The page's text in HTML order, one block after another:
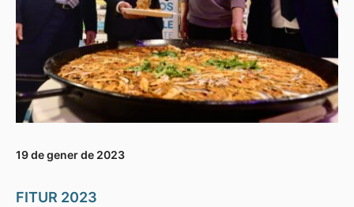
19 de gener de 2023
FITUR 2023